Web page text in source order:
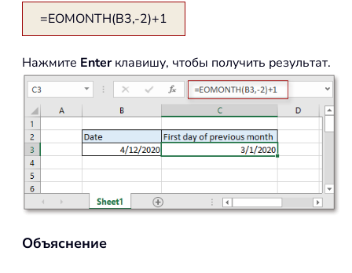
=EOMONTH(B3,-2)+1
Нажмите Enterклавишу, чтобы получить результат.
Объяснение